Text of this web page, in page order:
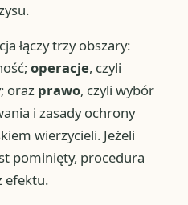
łączy trzy obszary:
operacje, czyli
oraz prawo, czyli wybór
i zasady ochrony
wierzycieli. Jeżeli
pominięty, procedura
efektu.